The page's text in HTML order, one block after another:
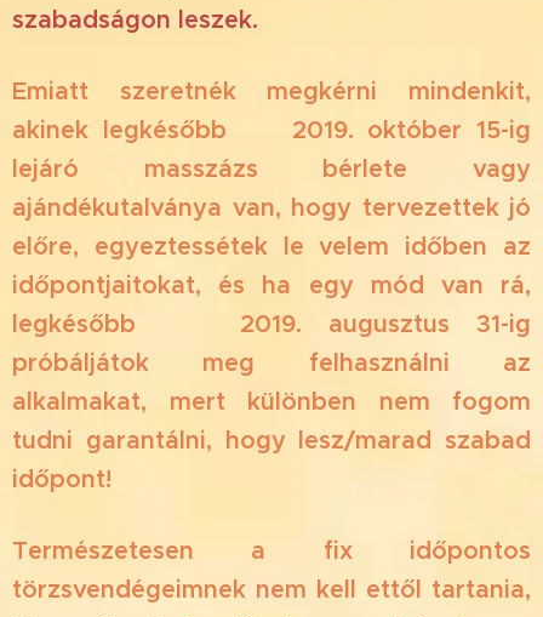
szabadságon leszek.
Emiatt szeretnék megkérni mindenkit,
akinek legkésőbb 📅 2019. október 15-ig
lejáró masszázs bérlete vagy
ajándékutalványa van, hogy tervezettek jó
előre, egyeztessétek le velem időben az
időpontjaitokat, és ha egy mód van rá,
legkésőbb 📅 2019. augusztus 31-ig
próbáljátok meg felhasználni az
alkalmakat, mert különben nem fogom
tudni garantálni, hogy lesz/marad szabad
időpont! ⏰
Természetesen a fix időpontos
törzsvendégeimnek nem kell ettől tartania,